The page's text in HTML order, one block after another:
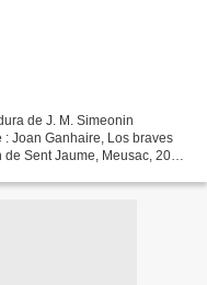
de J. M. Simeonin
Joan Ganhaire, Los braves
Sent Jaume, Meusac, 2013.